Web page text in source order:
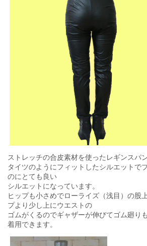
ストレッチの合皮素材を使ったレギンスパ
タイツのようにフィットしたシルエットで
のにとても良い
シルエットになっています。
ヒップも小さめでローライズ（浅目）の股
プより少し上にウエストの
ゴムがくるのでギャザーが伸びてゴム廻り
着用できます。